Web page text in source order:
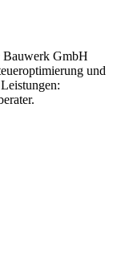
Bauwerk GmbH
und